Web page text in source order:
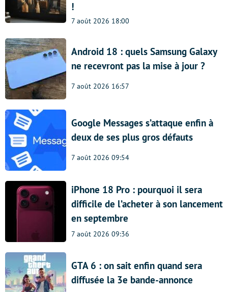
!
7 août 2026 18:00
Android 18 : quels Samsung Galaxy
ne recevront pas la mise à jour ?
7 août 2026 16:57
Google Messages s’attaque enfin à
deux de ses plus gros défauts
7 août 2026 09:54
iPhone 18 Pro : pourquoi il sera
difficile de l’acheter à son lancement
en septembre
7 août 2026 09:36
GTA 6 : on sait enfin quand sera
diffusée la 3e bande-annonce